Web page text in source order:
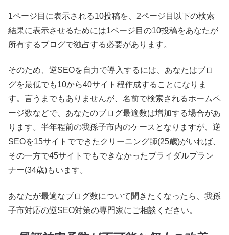
1ページ目に表示される10投稿を、2ページ目以下の検索
結果に表示させるためには1ページ目の10投稿をあなたが
所有するブログで独占する必要があります。
そのため、逆SEOを自力で導入するには、あなたはブロ
グを最低でも10から40サイト程作成することになりま
す。言うまでもありませんが、名前で検索されるホームペ
ージ数などで、あなたのブログ最適数は増加する場合があ
ります。半年程前の我孫子市内のケースとなりますが、逆
SEOを15サイトでできたクリーニング師(25歳)がいれば、
その一方で45サイトでもできなかったブライダルプラン
ナー(34歳)もいます。
あなたが最適なブログ数について聞きたくなったら、我孫
子市対応の逆SEO対策の専門家にご相談ください。